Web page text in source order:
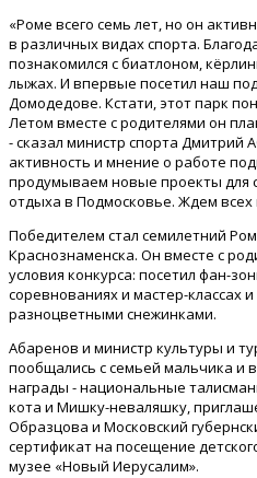
«Роме всего семь лет, но он
в различных видах спорта.
познакомился с биатлоном,
лыжах. И впервые посетил наш
Домодедове. Кстати, этот парк
Летом вместе с родителями он
- сказал министр спорта Дмитрий
активность и мнение о работе
продумываем новые проекты для
отдыха в Подмосковье. Ждем всех
Победителем стал семилетний
Краснознаменска. Он вместе с
условия конкурса: посетил фан-
соревнованиях и мастер-классах
разноцветными снежинками.
Абаренов и министр культуры и
пообщались с семьей мальчика и
награды - национальные
кота и Мишку-неваляшку,
Образцова и Московский
сертификат на посещение
музее «Новый Иерусалим».